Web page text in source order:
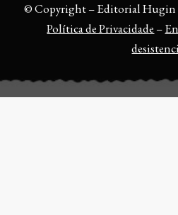
© Copyright – Editorial
Política de Privacidade –